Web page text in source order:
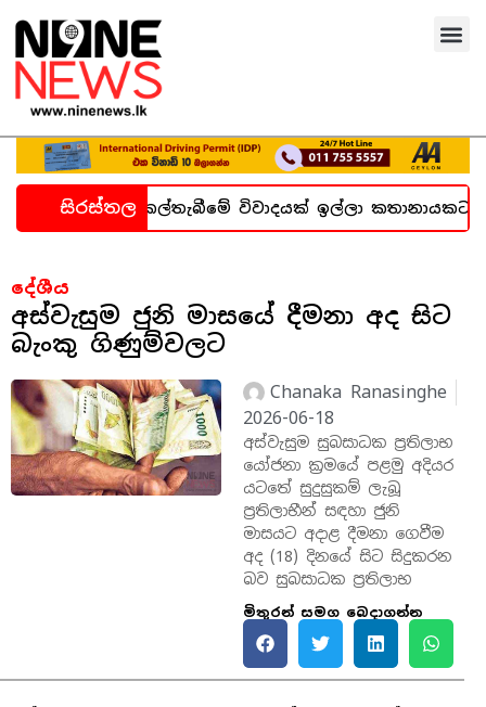
සිරස්තල
හදිසි කල්තැබීමේ විවාදයක් ඉල්ලා කතානායකට ලිපියක්
දේශීය
අස්වැසුම ජුනි මාසයේ දීමනා අද සිට
බැංකු ගිණුම්වලට
Chanaka Ranasinghe
2026-06-18
අස්වැසුම සුබසාධක ප්‍රතිලාභ
යෝජනා ක්‍රමයේ පළමු අදියර
යටතේ සුදුසුකම් ලැබූ
ප්‍රතිලාභීන් සඳහා ජුනි
මාසයට අදාළ දීමනා ගෙවීම
අද (18) දිනයේ සිට සිදුකරන
බව සුබසාධක ප්‍රතිලාභ
මිතුරන් සමග බෙදාගන්න